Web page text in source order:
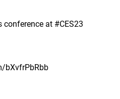
conference at #CES23
bXvfrPbRbb